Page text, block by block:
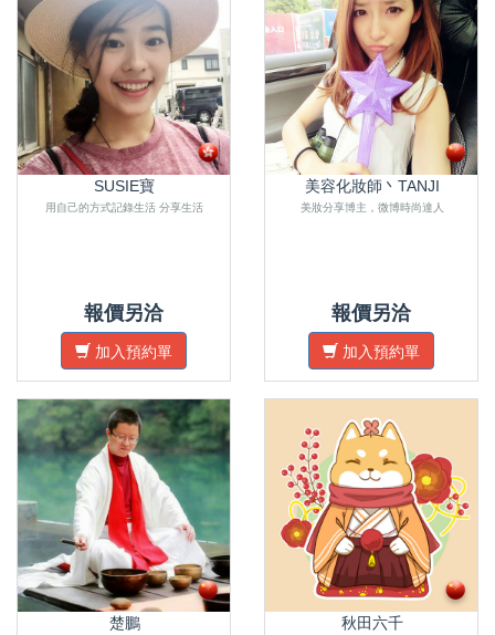
SUSIE寶
用自己的方式記錄生活 分享生活
報價另洽
加入預約單
美容化妝師丶TANJI
美妝分享博主，微博時尚達人
報價另洽
加入預約單
楚鵬 秋田六千